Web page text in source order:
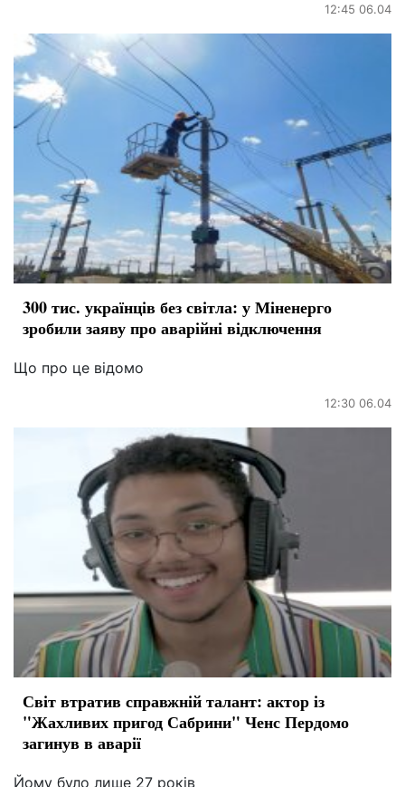
12:45 06.04
300 тис. українців без світла: у Міненерго
зробили заяву про аварійні відключення
Що про це відомо
12:30 06.04
Світ втратив справжній талант: актор із
"Жахливих пригод Сабрини" Ченс Пердомо
загинув в аварії
Йому було лише 27 років